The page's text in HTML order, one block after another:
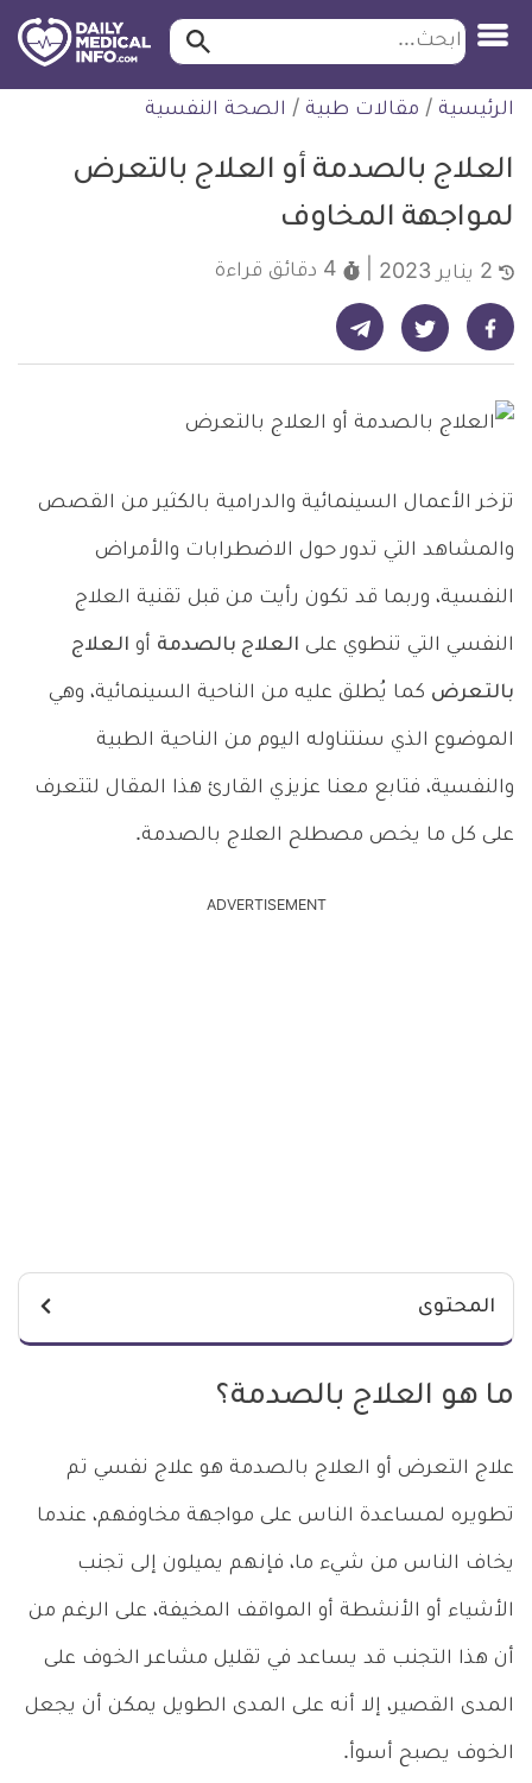
التخطي
للمحتوى
طبية
ابحث ابحث…
الرئيسية / مقالات طبية / الصحة النفسية
العلاج بالصدمة أو العلاج بالتعرض
لمواجهة المخاوف
4 دقائق قراءة
شارك على فيسبوك - ديلي ميديكال انفو شارك على تويتر - ديلي ميديكال انفو شارك على تيليجرام - ديلي ميديكال انفو
تزخر الأعمال السينمائية والدرامية بالكثير من القصص
والمشاهد التي تدور حول الاضطرابات والأمراض
النفسية، وربما قد تكون رأيت من قبل تقنية العلاج
النفسي التي تنطوي على العلاج بالصدمة أو العلاج
بالتعرض كما يُطلق عليه من الناحية السينمائية، وهي
الموضوع الذي سنتناوله اليوم من الناحية الطبية
والنفسية، فتابع معنا عزيزي القارئ هذا المقال لتتعرف
على كل ما يخص مصطلح العلاج بالصدمة.
ADVERTISEMENT
المحتوى
ما هو العلاج بالصدمة؟
علاج التعرض أو العلاج بالصدمة هو علاج نفسي تم
تطويره لمساعدة الناس على مواجهة مخاوفهم، عندما
يخاف الناس من شيء ما، فإنهم يميلون إلى تجنب
الأشياء أو الأنشطة أو المواقف المخيفة، على الرغم من
أن هذا التجنب قد يساعد في تقليل مشاعر الخوف على
المدى القصير، إلا أنه على المدى الطويل يمكن أن يجعل
الخوف يصبح أسوأ.